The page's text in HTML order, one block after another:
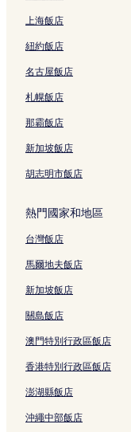
市谷站附近的飯店
平將門首塚附近的飯店
春日站附近的飯店
妻戀神社附近的飯店
飯田橋飯店
後樂園會館附近的飯店
東京巨蛋城遊樂園附近
千鳥淵戰亡者墓園附近
千鳥淵遊步道附近的飯
寶生能樂堂附近的飯店
後樂園飯店
Tenq 宇宙博物館附近
神田站附近的飯店
千鳥之淵公園附近的飯
御茶之水站附近的飯店
日暮里站附近的飯店
淺草飯店
上海飯店
紐約飯店
名古屋飯店
札幌飯店
那霸飯店
新加坡飯店
胡志明市飯店
熱門國家和地區
台灣飯店
馬爾地夫飯店
新加坡飯店
關島飯店
澳門特別行政區飯店
香港特別行政區飯店
澎湖縣飯店
沖繩中部飯店